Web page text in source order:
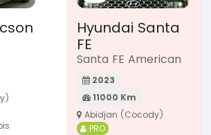
Hyundai Santa
FE
Santa FE American
2023
11000 Km
Abidjan (Cocody)
PRO